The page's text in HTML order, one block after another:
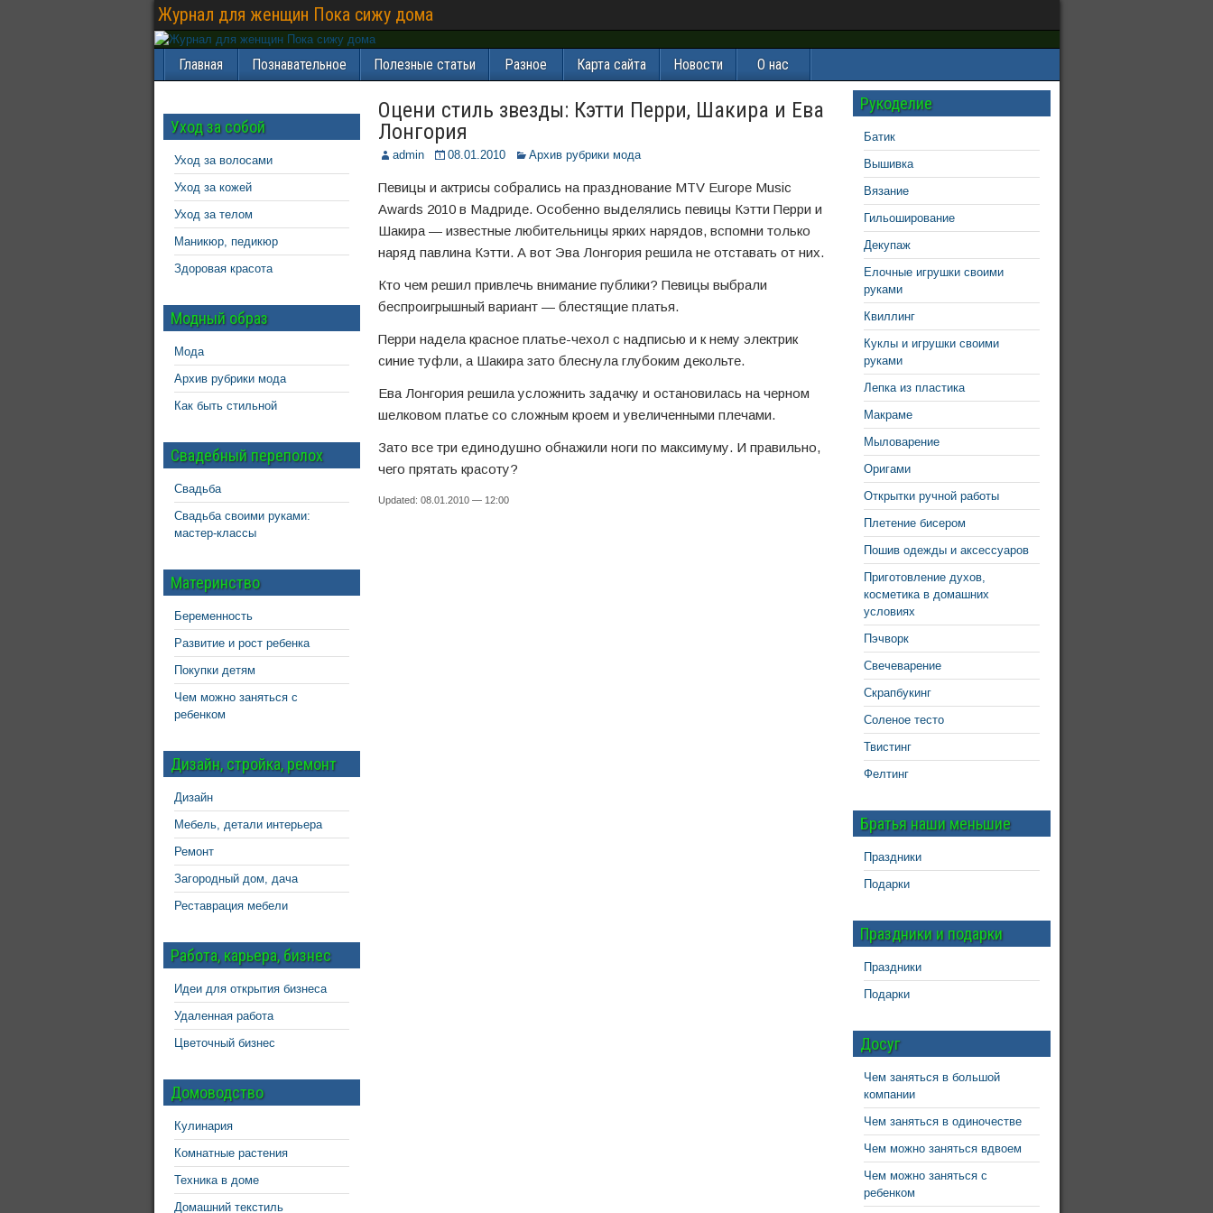
Журнал для женщин Пока сижу дома
Главная Познавательное Полезные статьи Разное Карта сайта Новости О нас
Оцени стиль звезды: Кэтти Перри, Шакира и Ева
Лонгория
admin 08.01.2010 Архив рубрики мода
Певицы и актрисы собрались на празднование MTV Europe Music
Awards 2010 в Мадриде. Особенно выделялись певицы Кэтти Перри и
Шакира — известные любительницы ярких нарядов, вспомни только
наряд павлина Кэтти. А вот Эва Лонгория решила не отставать от них.
Кто чем решил привлечь внимание публики? Певицы выбрали
беспроигрышный вариант — блестящие платья.
Перри надела красное платье-чехол с надписью и к нему электрик
синие туфли, а Шакира зато блеснула глубоким декольте.
Ева Лонгория решила усложнить задачку и остановилась на черном
шелковом платье со сложным кроем и увеличенными плечами.
Зато все три единодушно обнажили ноги по максимуму. И правильно,
чего прятать красоту?
Updated: 08.01.2010 — 12:00
Уход за собой
Уход за волосами
Уход за кожей
Уход за телом
Маникюр, педикюр
Здоровая красота
Модный образ
Мода
Архив рубрики мода
Как быть стильной
Свадебный переполох
Свадьба
Свадьба своими руками:
мастер-классы
Материнство
Беременность
Развитие и рост ребенка
Покупки детям
Чем можно заняться с
ребенком
Дизайн, стройка, ремонт
Дизайн
Мебель, детали интерьера
Ремонт
Загородный дом, дача
Реставрация мебели
Работа, карьера, бизнес
Идеи для открытия бизнеса
Удаленная работа
Цветочный бизнес
Домоводство
Кулинария
Комнатные растения
Техника в доме
Домашний текстиль
Рукоделие
Батик
Вышивка
Вязание
Гильоширование
Декупаж
Елочные игрушки своими
руками
Квиллинг
Куклы и игрушки своими
руками
Лепка из пластика
Макраме
Мыловарение
Оригами
Открытки ручной работы
Плетение бисером
Пошив одежды и аксессуаров
Приготовление духов,
косметика в домашних
условиях
Пэчворк
Свечеварение
Скрапбукинг
Соленое тесто
Твистинг
Фелтинг
Братья наши меньшие
Праздники
Подарки
Праздники и подарки
Праздники
Подарки
Досуг
Чем заняться в большой
компании
Чем заняться в одиночестве
Чем можно заняться вдвоем
Чем можно заняться с
ребенком